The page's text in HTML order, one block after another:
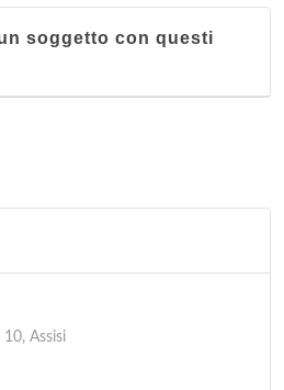
soggetto con questi
Assisi